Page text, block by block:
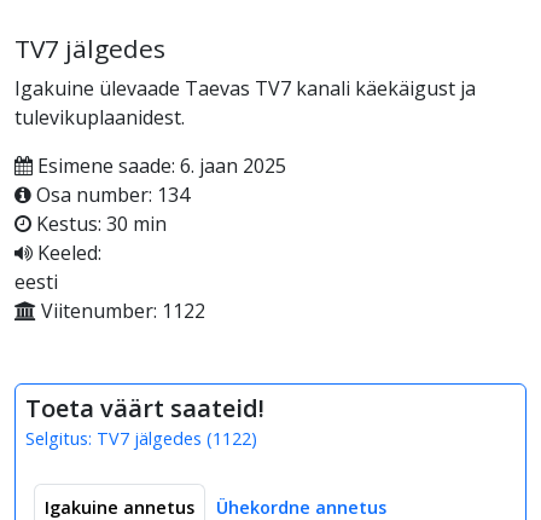
TV7 jälgedes
Igakuine ülevaade Taevas TV7 kanali käekäigust ja
tulevikuplaanidest.
Esimene saade: 6. jaan 2025
Osa number: 134
Kestus: 30 min
Keeled:
eesti
Viitenumber: 1122
Toeta väärt saateid!
Selgitus: TV7 jälgedes (1122)
Igakuine annetus Ühekordne annetus